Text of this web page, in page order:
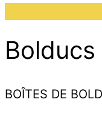
Bolducs
BOÎTES DE